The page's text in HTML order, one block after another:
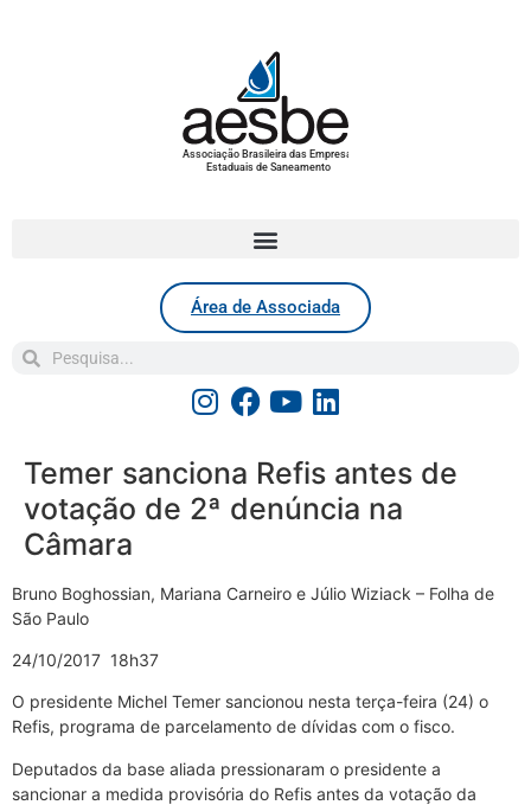
Associação Brasileira das Empresas
Estaduais de Saneamento
Área de Associada
Temer sanciona Refis antes de
votação de 2ª denúncia na
Câmara
Bruno Boghossian, Mariana Carneiro e Júlio Wiziack – Folha de
São Paulo
24/10/2017 18h37
O presidente Michel Temer sancionou nesta terça-feira (24) o
Refis, programa de parcelamento de dívidas com o fisco.
Deputados da base aliada pressionaram o presidente a
sancionar a medida provisória do Refis antes da votação da